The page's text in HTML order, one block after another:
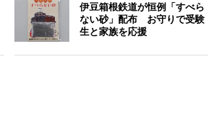
伊豆箱根鉄道が恒例「すべら
ない砂」配布 お守りで受験
生と家族を応援